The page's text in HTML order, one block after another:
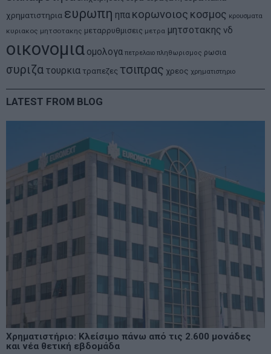
χρηματιστηρια ευρωπη ηπα κορωνοιος κοσμος κρουσματα
κυριακος μητσοτακης μεταρρυθμισεις μετρα μητσοτακης νδ
οικονομια ομολογα πετρελαιο πληθωρισμος ρωσια
συριζα τουρκια τραπεζες τσιπρας χρεος χρηματιστηριο
LATEST FROM BLOG
Χρηματιστήριο: Κλείσιμο πάνω από τις 2.600 μονάδες
και νέα θετική εβδομάδα